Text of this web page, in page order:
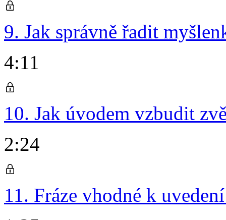
9. Jak správně řadit
4:11
10. Jak úvodem vzbudit
2:24
11. Fráze vhodné k